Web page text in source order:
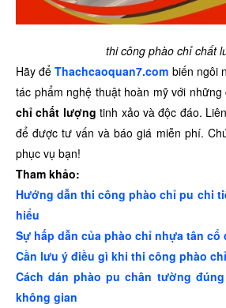
thi công phào chỉ chất
Hãy đểThachcaoquan7.com biến ngôi
tác phẩm nghệ thuật hoàn mỹ với những
chỉ chất lượngtinh xảo và độc đáo.
để được tư vấn và báo giá miễn phí.
phục vụ bạn!
Tham khảo:
Hướng dẫn thi công phào chỉ pu chi
hiểu
Sự hấp dẫn của phào chỉ nhựa tân cổ
Cần lưu ý điều gì khi thi công phào
Cách dán phào pu chân tường
không gian